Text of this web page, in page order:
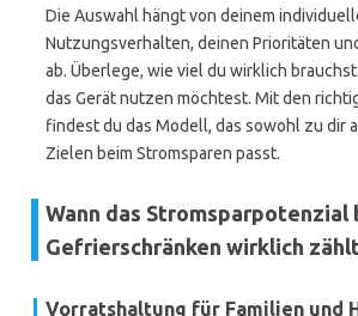
Die Auswahl hängt von deinem
Nutzungsverhalten, deinen Prioritäten
ab. Überlege, wie viel du wirklich
das Gerät nutzen möchtest. Mit den
findest du das Modell, das sowohl zu dir
Zielen beim Stromsparen passt.
Wann das Stromsparpotenzial
Gefrierschränken wirklich
Vorratshaltung für Familien und